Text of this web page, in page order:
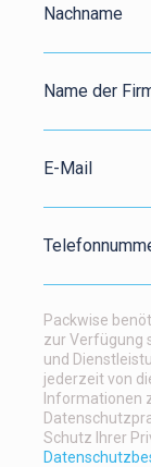
Nachname
Name der
E-Mail
Packwise
zur Verfügung
und
jederzeit von
Informationen
Schutz Ihrer